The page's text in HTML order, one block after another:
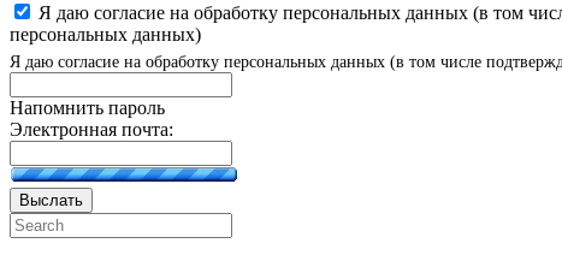
Я даю согласие на обработку персональных данных (в том
персональных данных)
Я даю согласие на обработку персональных данных (в том числе
Напомнить пароль
Электронная почта:
Выслать